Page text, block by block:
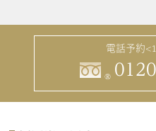
電話予約
®